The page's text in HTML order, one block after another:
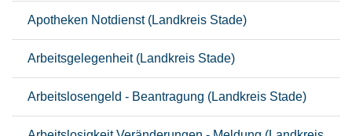
Apotheken Notdienst (Landkreis Stade)
Arbeitsgelegenheit (Landkreis Stade)
Arbeitslosengeld - Beantragung (Landkreis Stade)